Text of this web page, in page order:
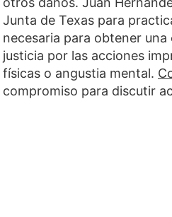
Junta de Texas para
necesaria para obtener
justicia por las acciones
físicas o angustia mental.
compromiso para discutir